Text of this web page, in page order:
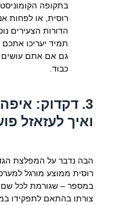
בתקופה
רוסית, או לפחות
הדורות הצעירים
תמיד יעריכו
גם אם אתם עושים
כבוד.
ואיך לעזאזל
הבה נדבר על המפלצת
במספר – שגורמת לכל
צורתו בהתאם לתפקידו